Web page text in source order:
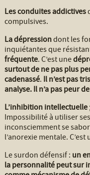
Les conduites addictives
compulsives.
La dépressiondont les
inquiétantes que
fréquente. C’est une
surtout de ne pas plus
cadenassé. Il n’est pas
analyse. Il n’a pas peur
L’inhibition intellectuelle
Impossibilité à utiliser
inconsciemment se
l’anorexie mentale.
Le surdon défensif : un
la personnalité peut sur